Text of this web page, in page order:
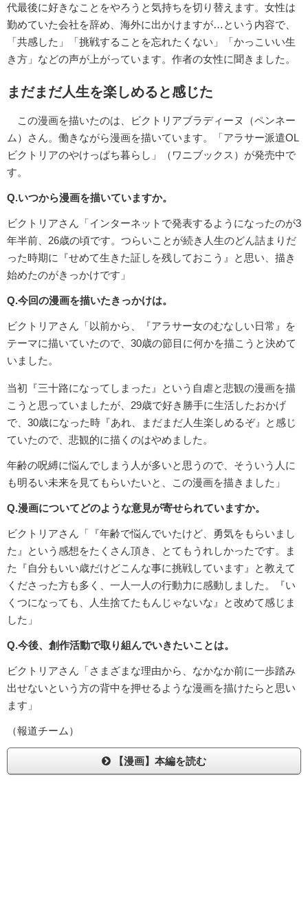
代最後に好きなことをやろうと気持ちを切り替えます。女性は
勤めていた会社を辞め、海外に出かけますが…という内容で、
「共感した」「挑戦することを忘れたくない」「かっこいい生
き方」などの声が上がっています。作者の女性に聞きました。
まだまだ人生を楽しめると感じた
この漫画を描いたのは、ビクトリアブラディーヌ（ペンネー
ム）さん。働きながら漫画を描いています。「アラサー派遣OL
ビクトリアのやけっぱち暮らし」（ワニブックス）が発売中で
す。
Q.いつから漫画を描いていますか。
ビクトリアさん「インターネットで発表するようになったのが3
年半前、26歳の頃です。つらいことが続き人生のどん詰まりだ
った時期に『せめて生きた証しを残しておこう』と思い、描き
始めたのがきっかけです」
Q.今回の漫画を描いたきっかけは。
ビクトリアさん「以前から、『アラサー女のむなしい日常』を
テーマに描いていたので、30歳の節目に何かを描こうと決めて
いました。
当初『三十路になってしまった』という自虐と悲観の漫画を描
こうと思っていましたが、29歳で好き勝手に生活したおかげ
で、30歳になった時『あれ、まだまだ人生楽しめるぞ』と感じ
ていたので、悲観的に描くのはやめました。
年齢の呪縛に悩んでしまう人が多いと思うので、そういう人に
も明るい未来を見てもらいたいと、この漫画を描きました」
Q.漫画についてどのような意見が寄せられていますか。
ビクトリアさん「『年齢で悩んでいたけど、勇気をもらいまし
た』という感想をたくさん頂き、とてもうれしかったです。ま
た『自分もいい歳だけどこんな事に挑戦しています』と教えて
くださった方も多く、一人一人の行動力に感動しました。『い
くつになっても、人生捨てたもんじゃないな』と改めて感じま
した」
Q.今後、創作活動で取り組んでいきたいことは。
ビクトリアさん「さまざまな理由から、なかなか前に一歩踏み
出せないという方の背中を押せるような漫画を描けたらと思い
ます」
（報道チーム）
【漫画】本編を読む